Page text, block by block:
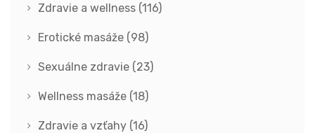
Zdravie a wellness (116)
Erotické masáže (98)
Sexuálne zdravie (23)
Wellness masáže (18)
Zdravie a vzťahy (16)